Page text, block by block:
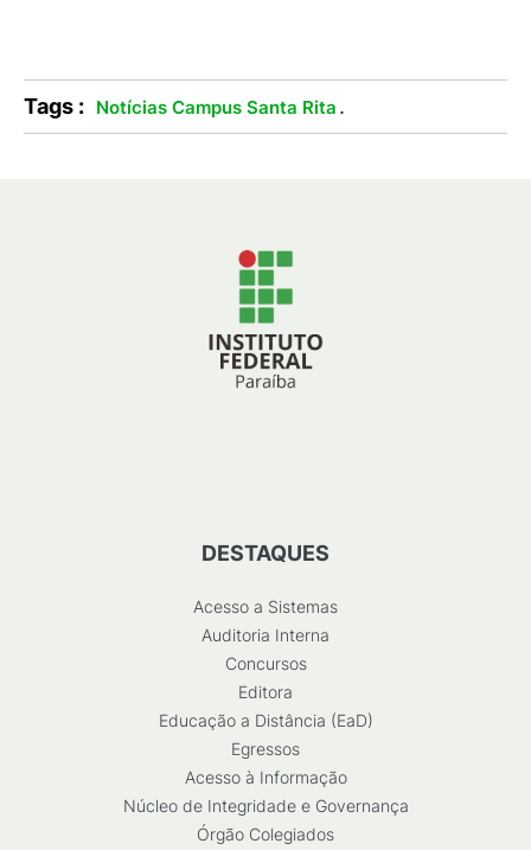
Tags : Notícias Campus Santa Rita .
DESTAQUES
Acesso a Sistemas
Auditoria Interna
Concursos
Editora
Educação a Distância (EaD)
Egressos
Acesso à Informação
Núcleo de Integridade e Governança
Órgão Colegiados